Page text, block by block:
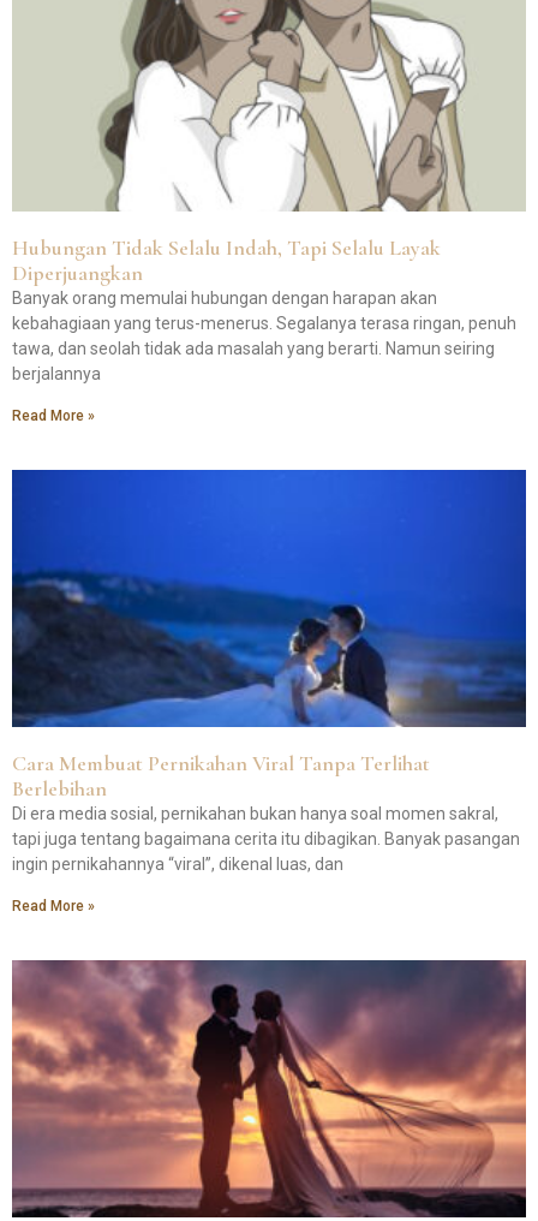
Hubungan Tidak Selalu Indah, Tapi Selalu Layak
Diperjuangkan
Banyak orang memulai hubungan dengan harapan akan
kebahagiaan yang terus-menerus. Segalanya terasa ringan, penuh
tawa, dan seolah tidak ada masalah yang berarti. Namun seiring
berjalannya
Read More »
Cara Membuat Pernikahan Viral Tanpa Terlihat
Berlebihan
Di era media sosial, pernikahan bukan hanya soal momen sakral,
tapi juga tentang bagaimana cerita itu dibagikan. Banyak pasangan
ingin pernikahannya “viral”, dikenal luas, dan
Read More »